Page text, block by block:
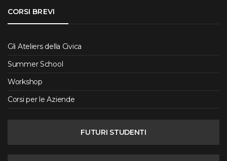
CORSI BREVI
Gli Ateliers della Civica
Summer School
Workshop
Corsi per le Aziende
FUTURI STUDENTI